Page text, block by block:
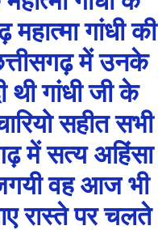
गांधी की
में उनके
गांधी जी के
सहीत सभी
में सत्य अहिंसा
वह आज भी
रास्ते पर चलते